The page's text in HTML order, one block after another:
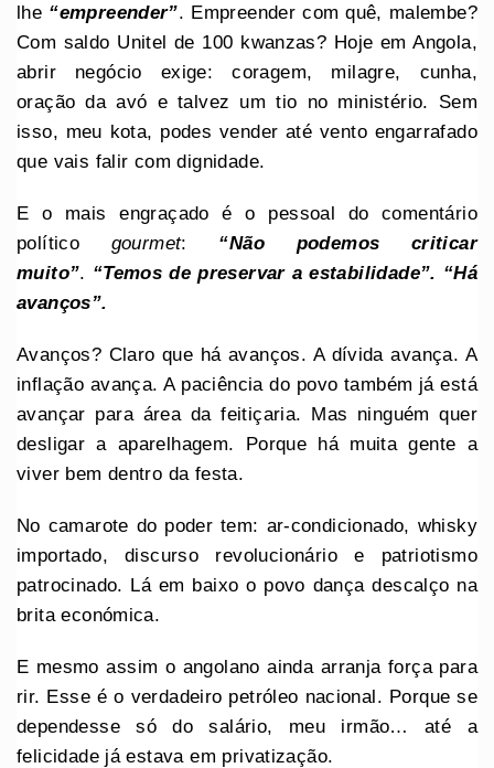
lhe “empreender”. Empreender com quê, malembe?
Com saldo Unitel de 100 kwanzas? Hoje em Angola,
abrir negócio exige: coragem, milagre, cunha,
oração da avó e talvez um tio no ministério. Sem
isso, meu kota, podes vender até vento engarrafado
que vais falir com dignidade.
E o mais engraçado é o pessoal do comentário
político gourmet: “Não podemos criticar
muito”. “Temos de preservar a estabilidade”. “Há
avanços”.
Avanços? Claro que há avanços. A dívida avança. A
inflação avança. A paciência do povo também já está
avançar para área da feitiçaria. Mas ninguém quer
desligar a aparelhagem. Porque há muita gente a
viver bem dentro da festa.
No camarote do poder tem: ar-condicionado, whisky
importado, discurso revolucionário e patriotismo
patrocinado. Lá em baixo o povo dança descalço na
brita económica.
E mesmo assim o angolano ainda arranja força para
rir. Esse é o verdadeiro petróleo nacional. Porque se
dependesse só do salário, meu irmão… até a
felicidade já estava em privatização.